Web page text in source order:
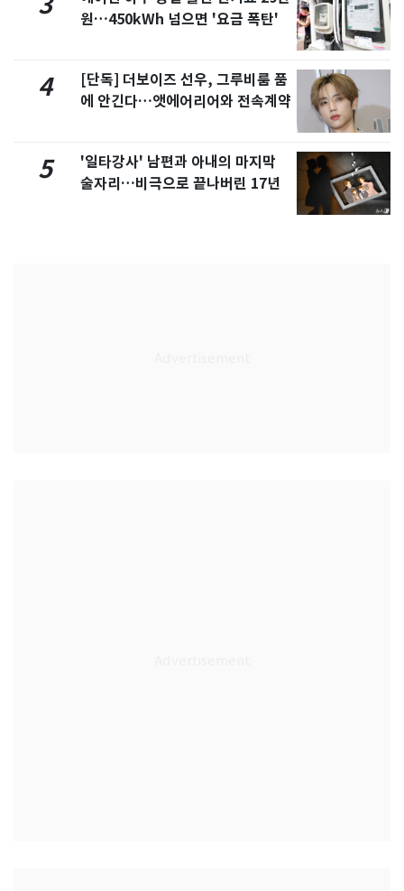
원…450kWh 넘으면 '요금 폭탄'
4
[단독] 더보이즈 선우, 그루비룸 품
에 안긴다…앳에어리어와 전속계약
5
'일타강사' 남편과 아내의 마지막
술자리…비극으로 끝나버린 17년